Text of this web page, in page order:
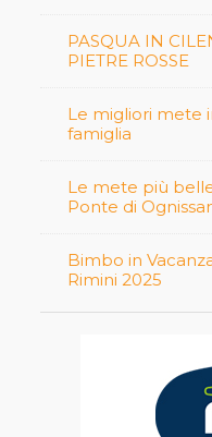
PASQUA IN
PIETRE ROSSE
Le migliori mete
famiglia
Le mete più
Ponte di
Bimbo in
Rimini 2025